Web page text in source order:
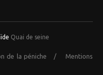
Quai de seine
de la péniche /
Mentions